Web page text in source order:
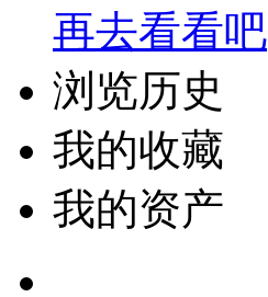
再去看看吧
浏览历史
我的收藏
我的资产